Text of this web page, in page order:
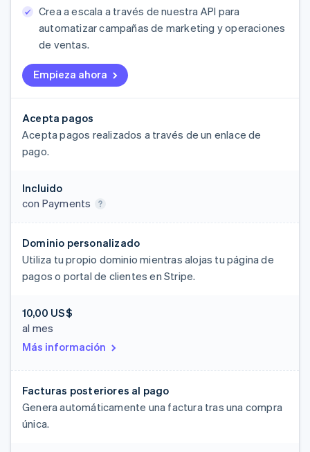
Empieza ahora
Crea a escala a través de nuestra API para
automatizar campañas de marketing y operaciones
de ventas.
Acepta pagos
Acepta pagos realizados a través de un enlace de
pago.
Incluido
con Payments
Dominio personalizado
Utiliza tu propio dominio mientras alojas tu página de
pagos o portal de clientes en Stripe.
10,00 US$
al mes
Más información
Facturas posteriores al pago
Genera automáticamente una factura tras una compra
única.